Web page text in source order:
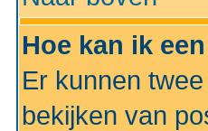
Hoe kan ik
Er kunnen
bekijken van